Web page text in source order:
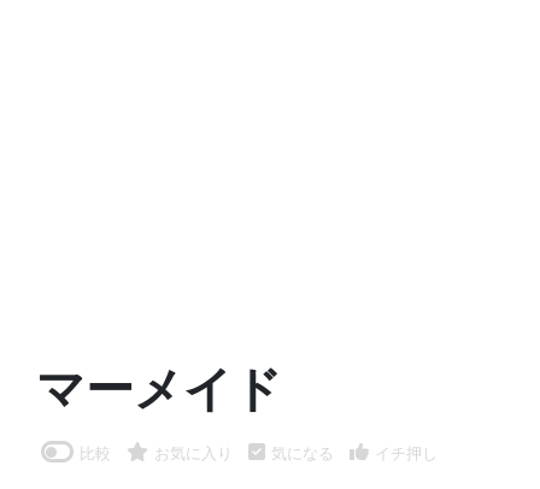
マーメイド
比較 お気に入り 気になる イチ押し